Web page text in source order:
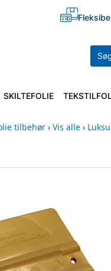
SKILTEFOLIE
tilbehør › Vis alle ›